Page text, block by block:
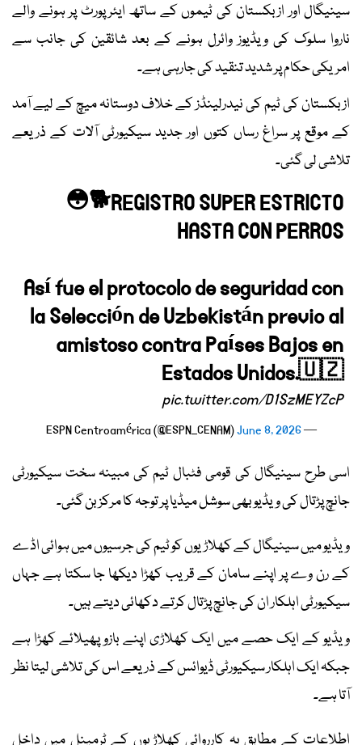
سینیگال اور ازبکستان کی ٹیموں کے ساتھ ایئرپورٹ پر ہونے والے
ناروا سلوک کی ویڈیوز وائرل ہونے کے بعد شائقین کی جانب سے
امریکی حکام پر شدید تنقید کی جارہی ہے۔
ازبکستان کی ٹیم کی نیدرلینڈز کے خلاف دوستانہ میچ کے لیے آمد
کے موقع پر سراغ رساں کتوں اور جدید سیکیورٹی آلات کے ذریعے
تلاشی لی گئی۔
😳🐕REGISTRO SUPER ESTRICTO
HASTA CON PERROS
Así fue el protocolo de seguridad con
la Selección de Uzbekistán previo al
amistoso contra Países Bajos en
Estados Unidos.🇺🇿
pic.twitter.com/D1SzMEYZcP
— ESPN Centroamérica (@ESPN_CENAM)
June 8, 2026
اسی طرح سینیگال کی قومی فٹبال ٹیم کی مبینہ سخت سیکیورٹی
جانچ پڑتال کی ویڈیو بھی سوشل میڈیا پر توجہ کا مرکز بن گئی۔
ویڈیو میں سینیگال کے کھلاڑیوں کو ٹیم کی جرسیوں میں ہوائی اڈے
کے رن وے پر اپنے سامان کے قریب کھڑا دیکھا جا سکتا ہے جہاں
سیکیورٹی اہلکار ان کی جانچ پڑتال کرتے دکھائی دیتے ہیں۔
ویڈیو کے ایک حصے میں ایک کھلاڑی اپنے بازو پھیلائے کھڑا ہے
جبکہ ایک اہلکار سیکیورٹی ڈیوائس کے ذریعے اس کی تلاشی لیتا نظر
آتا ہے۔
اطلاعات کے مطابق یہ کارروائی کھلاڑیوں کے ٹرمینل میں داخل